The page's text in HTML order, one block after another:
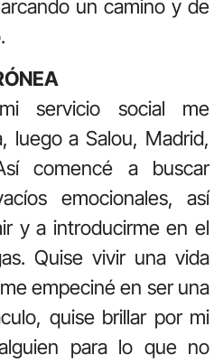
un camino y de
servicio social me
luego a Salou, Madrid,
comencé a buscar
emocionales, así
y a introducirme en el
Quise vivir una vida
empeciné en ser una
quise brillar por mi
para lo que no